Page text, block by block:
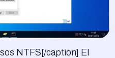
NTFS[/caption] El